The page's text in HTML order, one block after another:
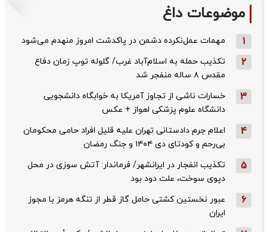
موضوعات داغ
1 مهمات عمل‌نکرده دشمن در پاکدشت امروز منهدم می‌شود
2
تکذیب حمله به اسلام‌آباد غرب/ گلوله توپ زمان دفاع
مقدس ۸ ساله منفجر شد
3
خسارات ناشی از تجاوز آمریکا به خوابگاه دانشجویی
دانشگاه علوم پزشکی اهواز + عکس
4
اعلام جرم دادستانی تهران علیه قلیل افراد حامی محکومان
بی‌رحم و کودتای دی‌ ۱۴۰۴ و جنگ رمضان
5
تکذیب ‌انفجار در ایرانشهر/ فرماندار: آتش سوزی در محل
دپوی سوخت، علت دود بود
6
عبور نخستین کشتی حامل گاز قطر از تنگه هرمز با مجوز
ایران